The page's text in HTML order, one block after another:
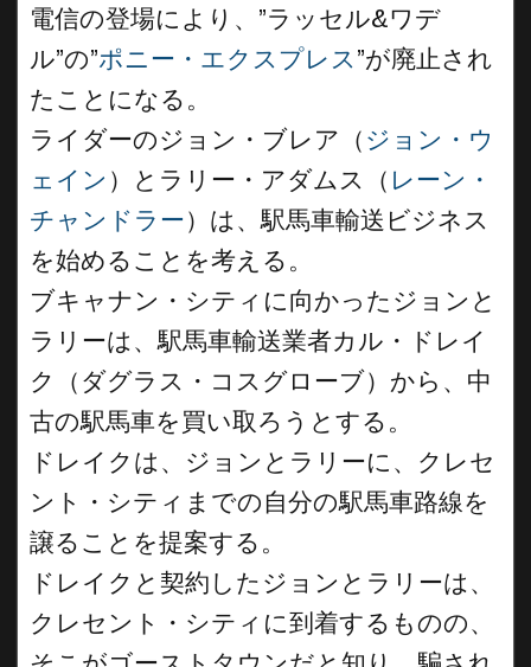
電信の登場により、”ラッセル&ワデ
ル”の”ポニー・エクスプレス ”が廃止され
たことになる。
ライダーのジョン・ブレア（ ジョン・ウ
ェイン ）とラリー・アダムス（ レーン・
チャンドラー）は、駅馬車輸送ビジネス
を始めることを考える。
ブキャナン・シティに向かったジョンと
ラリーは、駅馬車輸送業者カル・ドレイ
ク（ダグラス・コスグローブ）から、中
古の駅馬車を買い取ろうとする。
ドレイクは、ジョンとラリーに、クレセ
ント・シティまでの自分の駅馬車路線を
譲ることを提案する。
ドレイクと契約したジョンとラリーは、
クレセント・シティに到着するものの、